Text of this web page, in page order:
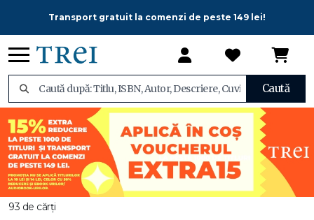
Transport gratuit la comenzi de peste 149 lei!
Caută
93 de cărți